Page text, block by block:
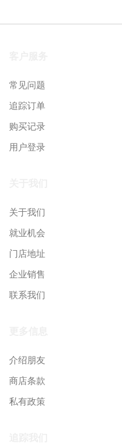
常见问题
追踪订单
购买记录
用户登录
关于我们
就业机会
门店地址
企业销售
联系我们
介绍朋友
商店条款
私有政策